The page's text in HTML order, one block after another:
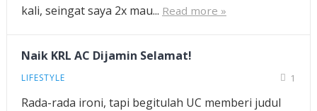
kali, seingat saya 2x mau... Read more »
Naik KRL AC Dijamin Selamat!
LIFESTYLE 1
Rada-rada ironi, tapi begitulah UC memberi judul